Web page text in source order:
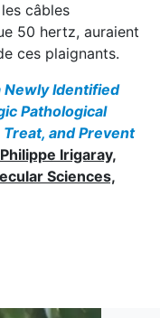
câbles
50 hertz, auraient
ces plaignants.
Identified
Pathological
and Prevent
Irigaray,
Sciences,